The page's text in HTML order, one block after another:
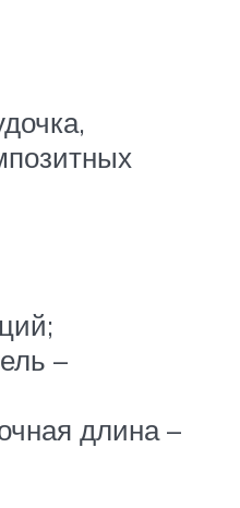
–
длина –